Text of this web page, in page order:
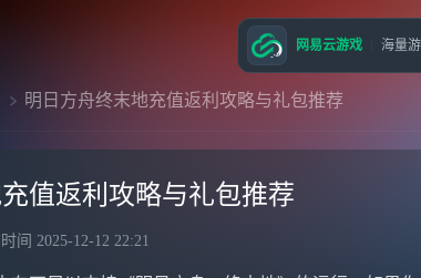
明日方舟终末地充值返利攻略与礼包推荐
值返利攻略与礼包推荐
间 2025-12-12 22:21
网易云游戏 海量